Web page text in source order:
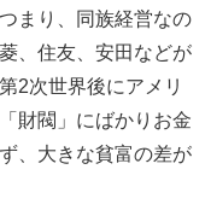
まり、同族経営なの
、住友、安田などが
2次世界後にアメリ
財閥」にばかりお金
、大きな貧富の差が